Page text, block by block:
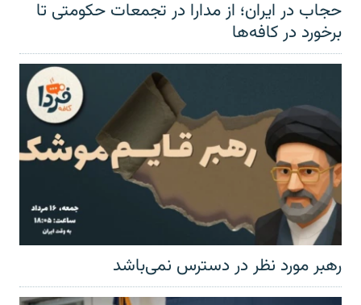
حجاب در ایران؛ از مدارا در تجمعات حکومتی تا
برخورد در کافه‌ها
رهبر مورد نظر در دسترس نمی‌باشد